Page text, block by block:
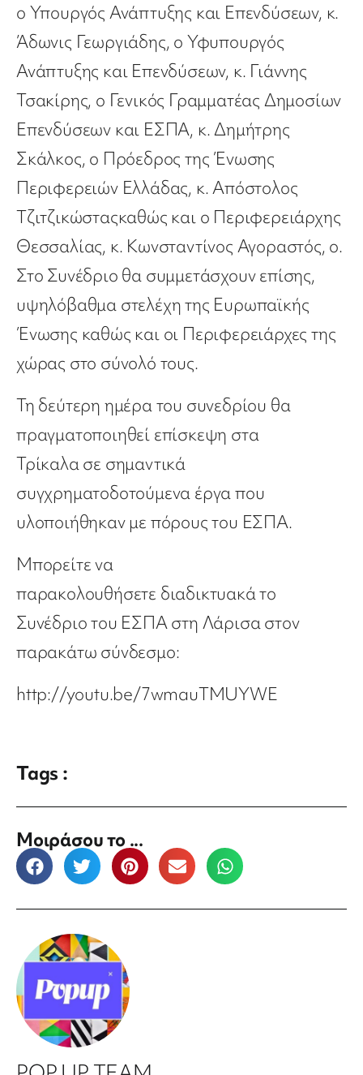
ο Υπουργός Ανάπτυξης και Επενδύσεων, κ.
Άδωνις Γεωργιάδης, ο Υφυπουργός
Ανάπτυξης και Επενδύσεων, κ. Γιάννης
Τσακίρης, ο Γενικός Γραμματέας Δημοσίων
Επενδύσεων και ΕΣΠΑ, κ. Δημήτρης
Σκάλκος, ο Πρόεδρος της Ένωσης
Περιφερειών Ελλάδας, κ. Απόστολος
Τζιτζικώσταςκαθώς και ο Περιφερειάρχης
Θεσσαλίας, κ. Κωνσταντίνος Αγοραστός, ο.
Στο Συνέδριο θα συμμετάσχουν επίσης,
υψηλόβαθμα στελέχητης Ευρωπαϊκής
Ένωσης καθώς και οι Περιφερειάρχες της
χώρας στο σύνολό τους.
Τη δεύτερη ημέρα του συνεδρίου θα
πραγματοποιηθεί επίσκεψη στα
Τρίκαλασε σημαντικά
συγχρηματοδοτούμενα έργα που
υλοποιήθηκαν με πόρους του ΕΣΠΑ.
Μπορείτε να
παρακολουθήσετε διαδικτυακάτο
Συνέδριο του ΕΣΠΑ στη Λάρισαστον
παρακάτω σύνδεσμο:
http://youtu.be/7wmauTMUYWE
Tags :
Μοιράσου το ...